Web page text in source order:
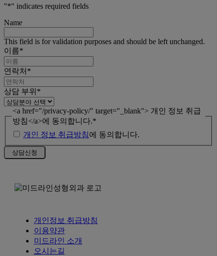
"*" indicates required fields
Name
This field is for validation purposes and should be left unchanged.
이름*
연락처 *
상담 부위 *
<a href="/privacy-policy/" target="_blank"> 개인 정보 취급
방침</a>에 동의합니다.*
개인 정보 취급방침에 동의합니다.
개인정보 취급방침
이용약관
미드라인 소개
오시는길